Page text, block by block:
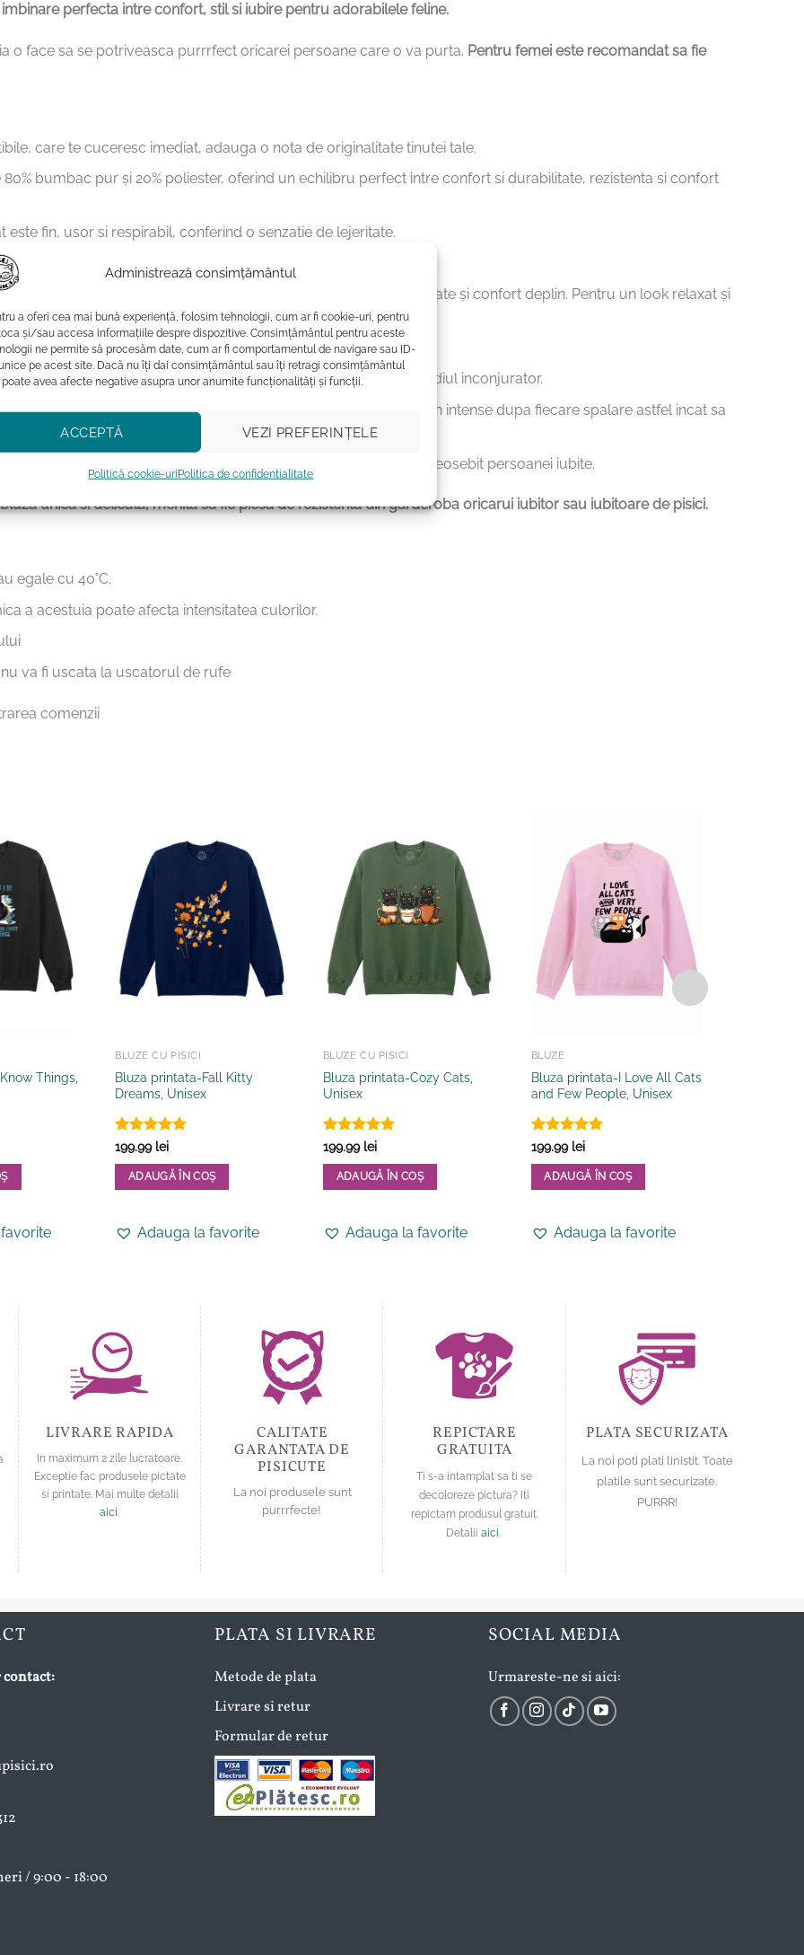
Administrează consimțământul
a oferi cea mai bună experiență, folosim tehnologii, cum ar fi cookie-uri, pentru
și/sau accesa informațiile despre dispozitive. Consimțământul pentru aceste
ne permite să procesăm date, cum ar fi comportamentul de navigare sau ID-
pe acest site. Dacă nu îți dai consimțământul sau îți retragi consimțământul
avea afecte negative asupra unor anumite funcționalități și funcții.
ACCEPTĂ VEZI PREFERINȚELE
Politică cookie-uriPolitica de confidentialitate
perfecta intre confort, stil si iubire pentru adorabilele feline.
o face sa se potriveasca purrrfect oricarei persoane care o va purta. Pentru femei este recomandat sa fie
care te cuceresc imediat, adauga o nota de originalitate tinutei tale.
bumbac pur și 20% poliester, oferind un echilibru perfect intre confort si durabilitate, rezistenta si confort
fin, usor si respirabil, conferind o senzatie de lejeritate.
purrfect pentru zilele reci.
laterale. Se potriveste armonios oricarei siluete, oferind libertate și confort deplin. Pentru un look relaxat și
o marime mai mica decat de obicei.
și durabilitate
impact redus, certificate OEKO-TEX, prietenoase cu pielea și mediul inconjurator.
de tip DTG sau DTF, de calitate superioara. Culorile raman intense dupa fiecare spalare astfel incat sa
bluza este alegerea purrrfecta daca doresti sa oferi un cadou deosebit persoanei iubite.
unica si delicata, menita sa fie piesa de rezistenta din garderoba oricarui iubitor sau iubitoare de pisici.
egale cu 40˚C.
a acestuia poate afecta intensitatea culorilor.
va fi uscata la uscatorul de rufe
comenzii
Things,
BLUZE CU PISICI
Bluza printata-Fall Kitty
Dreams, Unisex
Evaluat la
199.99 lei
ADAUGĂ ÎN COȘ
are
pot
fi
alese
pagina
Adauga la favorite
BLUZE CU PISICI
Bluza printata-Cozy Cats,
Unisex
Evaluat la
199.99 lei
ADAUGĂ ÎN COȘ
are
pot
fi
pagina
produsului.
Adauga la favorite
BLUZE
Bluza printata-I Love All Cats
and Few People, Unisex
Evaluat la
199.99 lei
ADAUGĂ ÎN COȘ
are
Opțiunile
pagina
produsului.
Adauga la favorite
LIVRARE RAPIDA
In maximum 2 zile lucratoare.
Exceptie fac produsele pictate
si printate. Mai multe detalii
aici.
CALITATE
GARANTATA DE
PISICUTE
La noi produsele sunt
purrrfecte!
REPICTARE
GRATUITA
Ti s-a intamplat sa ti se
decoloreze pictura? Iti
repictam produsul gratuit.
Detalii aici.
PLATA SECURIZATA
La noi poti plati linistit. Toate
platile sunt securizate.
PURRR!
/ 9:00 - 18:00
PLATA SI LIVRARE
Metode de plata
Livrare si retur
Formular de retur
SOCIAL MEDIA
Urmareste-ne si aici: